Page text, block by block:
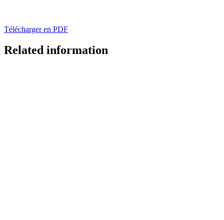
Télécharger en PDF
Related information